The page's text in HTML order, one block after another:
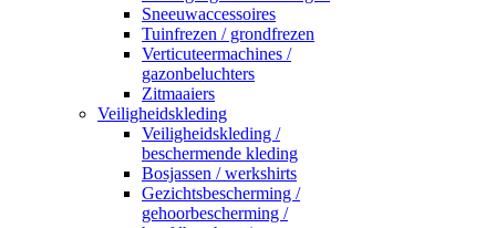
Sneeuwaccessoires
Tuinfrezen / grondfrezen
Verticuteermachines /
gazonbeluchters
Zitmaaiers
Veiligheidskleding
Veiligheidskleding /
beschermende kleding
Bosjassen / werkshirts
Gezichtsbescherming /
gehoorbescherming /